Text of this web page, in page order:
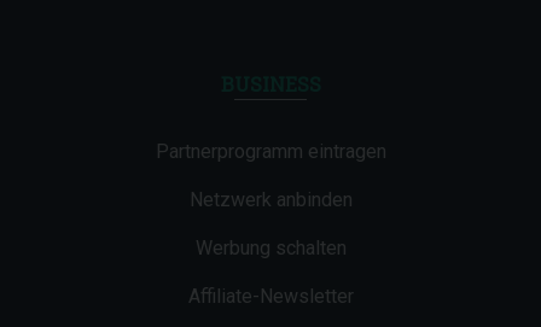
Partnerprogramm eintragen
Netzwerk anbinden
Werbung schalten
Affiliate-Newsletter